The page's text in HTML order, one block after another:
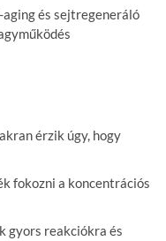
aging és sejtregeneráló
érzik úgy, hogy
fokozni a koncentrációs
gyors reakciókra és